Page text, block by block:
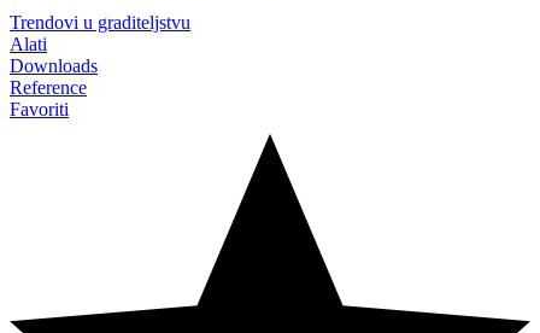
Trendovi u graditeljstvu
Alati
Downloads
Reference
Favoriti